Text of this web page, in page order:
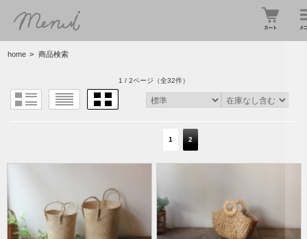
home > 商品検索
1 / 2ページ （全32件）
1 2